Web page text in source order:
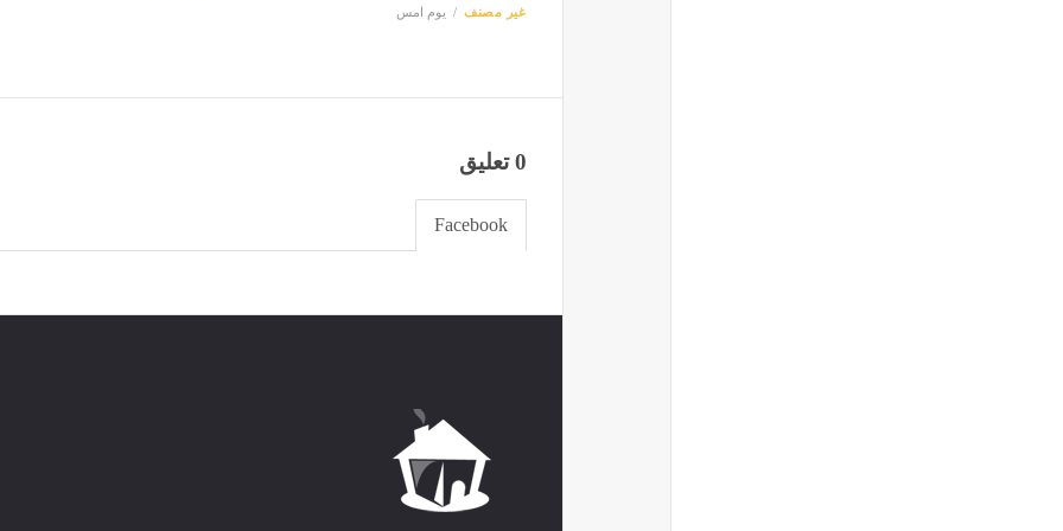
غير مصنف يوم امس
0 تعليق
Facebook